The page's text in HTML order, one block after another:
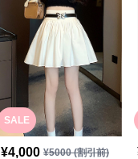
SALE
¥4,000 ¥5000(割引前)